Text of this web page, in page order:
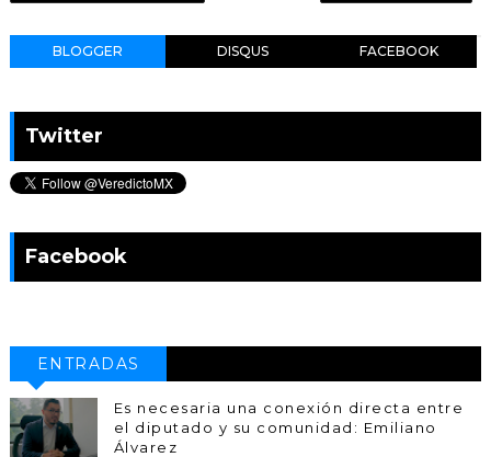
BLOGGER DISQUS FACEBOOK
Twitter
Facebook
ENTRADAS
POPULARESEs necesaria una conexión directa entre
el diputado y su comunidad: Emiliano
Álvarez